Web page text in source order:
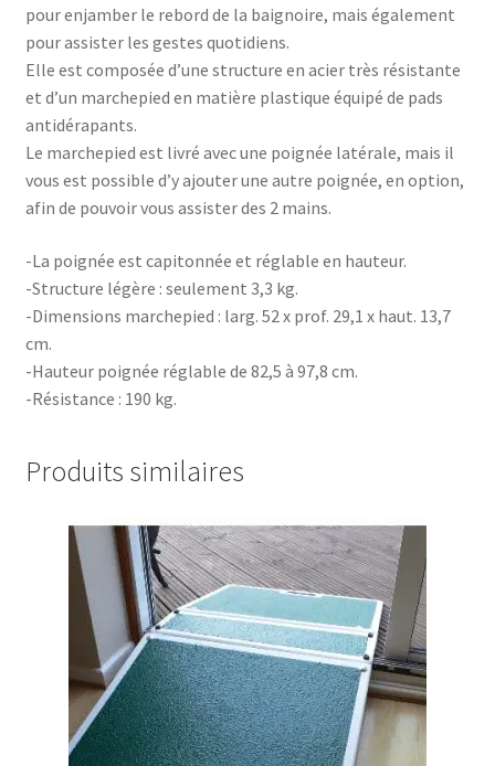
pour enjamber le rebord de la baignoire, mais également
pour assister les gestes quotidiens.
Elle est composée d’une structure en acier très résistante
et d’un marchepied en matière plastique équipé de pads
antidérapants.
Le marchepied est livré avec une poignée latérale, mais il
vous est possible d’y ajouter une autre poignée, en option,
afin de pouvoir vous assister des 2 mains.
-La poignée est capitonnée et réglable en hauteur.
-Structure légère : seulement 3,3 kg.
-Dimensions marchepied : larg. 52 x prof. 29,1 x haut. 13,7
cm.
-Hauteur poignée réglable de 82,5 à 97,8 cm.
-Résistance : 190 kg.
Produits similaires